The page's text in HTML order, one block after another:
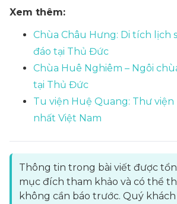
Xem thêm:
Chùa Châu Hưng: Di tích lịch
đáo tại Thủ Đức
Chùa Huê Nghiêm – Ngôi
tại Thủ Đức
Tu viện Huệ Quang: Thư viện
nhất Việt Nam
Thông tin trong bài viết được
mục đích tham khảo và có thể
không cần báo trước. Quý